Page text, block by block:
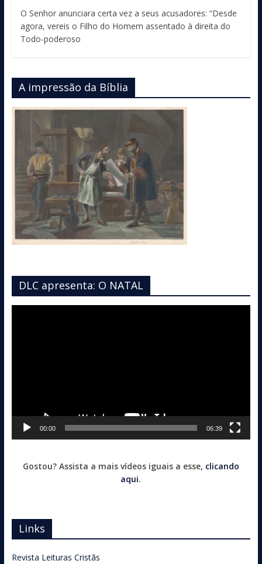
O Senhor anunciara certa vez a seus acusadores: “Desde
agora, vereis o Filho do Homem assentado à direita do
Todo-poderoso
A impressão da Bíblia
DLC apresenta: O NATAL
00:00 06:39
Gostou? Assista a mais vídeos iguais a esse, clicando
aqui.
Links
Revista Leituras Cristãs